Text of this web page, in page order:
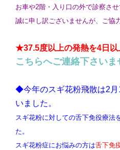
お車や2階・入り口の外で診察させ
誠に申し訳ございませんが、ご協
★37.5度以上の発熱を4日以
こちらへご連絡下さい
◆今年のスギ花粉飛散は2月
いました。
スギ花粉に対しての舌下免役療法
た。
スギ花粉症にお悩みの方は舌下免